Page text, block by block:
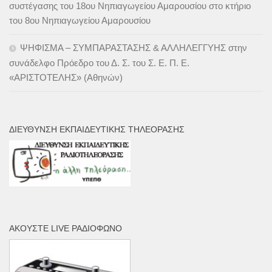
συστέγασης του 18ου Νηπιαγωγείου Αμαρουσίου στο κτήριο
του 8ου Νηπιαγωγείου Αμαρουσίου
ΨΗΦΙΣΜΑ – ΣΥΜΠΑΡΑΣΤΑΣΗΣ & ΑΛΛΗΛΕΓΓΥΗΣ στην
συνάδελφο Πρόεδρο του Δ. Σ. του Σ. Ε. Π. Ε.
«ΑΡΙΣΤΟΤΕΛΗΣ» (Αθηνών)
ΔΙΕΎΘΥΝΣΗ ΕΚΠΑΙΔΕΥΤΙΚΉΣ ΤΗΛΕΌΡΑΣΗΣ
ΑΚΟΎΣΤΕ LIVE ΡΑΔΙΌΦΩΝΟ